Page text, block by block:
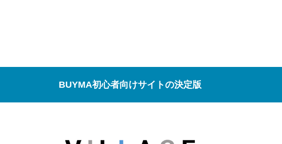
BUYMA初心者向けサイトの決定版